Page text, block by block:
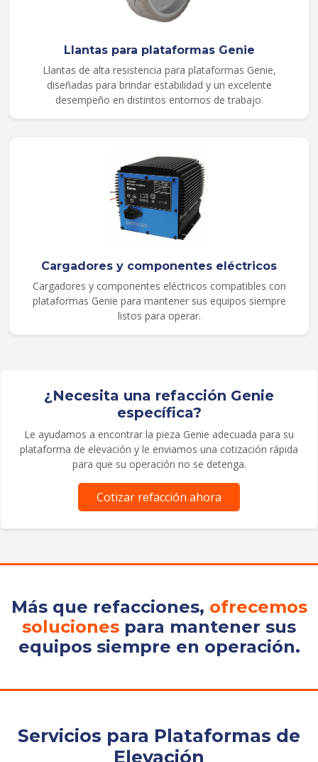
Llantas para plataformas Genie
Llantas de alta resistencia para plataformas Genie,
diseñadas para brindar estabilidad y un excelente
desempeño en distintos entornos de trabajo.
Cargadores y componentes eléctricos
Cargadores y componentes eléctricos compatibles con
plataformas Genie para mantener sus equipos siempre
listos para operar.
¿Necesita una refacción Genie
específica?
Le ayudamos a encontrar la pieza Genie adecuada para su
plataforma de elevación y le enviamos una cotización rápida
para que su operación no se detenga.
Cotizar refacción ahora
Más que refacciones, ofrecemos
soluciones para mantener sus
equipos siempre en operación.
Servicios para Plataformas de
Elevación